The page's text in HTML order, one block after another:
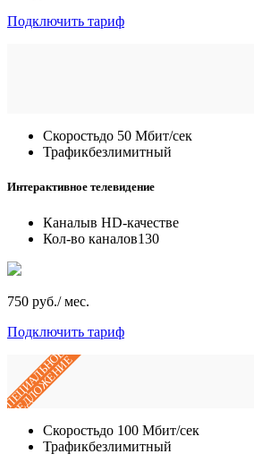
Подключить тариф
Скоростьдо 50 Мбит/сек
Трафикбезлимитный
Интерактивное телевидение
Каналыв HD-качестве
Кол-во каналов130
750 руб./ мес.
Подключить тариф
ПРЕДЛОЖЕНИЕ
Скоростьдо 100 Мбит/сек
Трафикбезлимитный